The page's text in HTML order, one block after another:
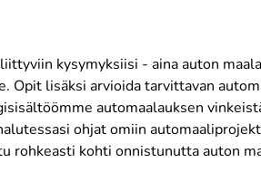
kysymyksiisi - aina auton
Opit lisäksi arvioida tarvittavan
automaalauksen
ohjat omiin
rohkeasti kohti onnistunutta auton